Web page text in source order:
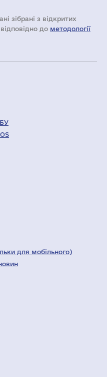
зібрані з відкритих
до методології
для мобільного)